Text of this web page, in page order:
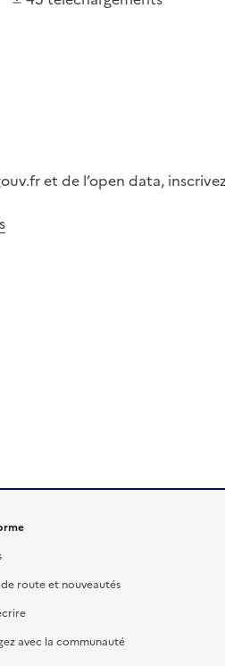
et de l’open data,
de route et nouveautés
avec la communauté